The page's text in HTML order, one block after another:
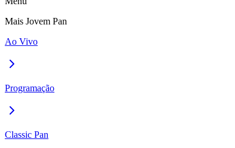
Mais Jovem Pan
Ao Vivo
Programação
Classic Pan